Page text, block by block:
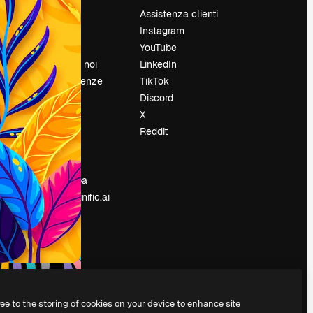
Prezzi
Chi siamo
Recensioni
Lavora con noi
Cerca tendenze
Blog
Eventi
Slidesgo
Vendi i tuoi
contenuti
Sala stampa
Cerchi magnific.ai
Assistenza clienti
Instagram
YouTube
LinkedIn
TikTok
Discord
X
Reddit
to the storing of cookies on your device to enhance site